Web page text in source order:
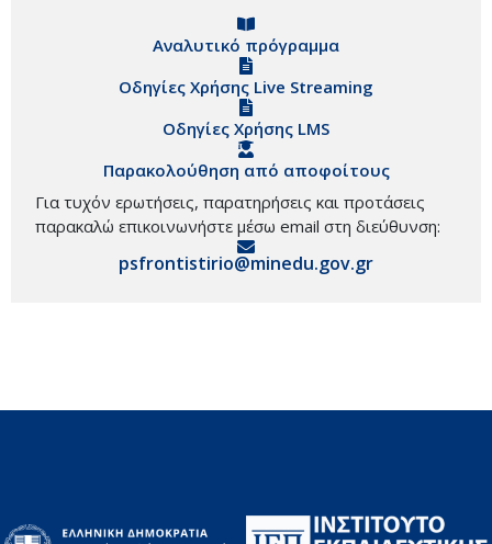
Αναλυτικό πρόγραμμα
Οδηγίες Χρήσης Live Streaming
Οδηγίες Χρήσης LMS
Παρακολούθηση από αποφοίτους
Για τυχόν ερωτήσεις, παρατηρήσεις και προτάσεις
παρακαλώ επικοινωνήστε μέσω email στη διεύθυνση:
psfrontistirio@minedu.gov.gr